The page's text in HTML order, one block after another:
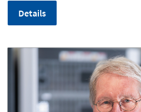
Details